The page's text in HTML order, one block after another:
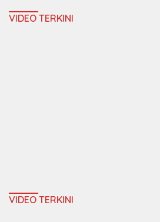
VIDEO TERKINI
VIDEO TERKINI